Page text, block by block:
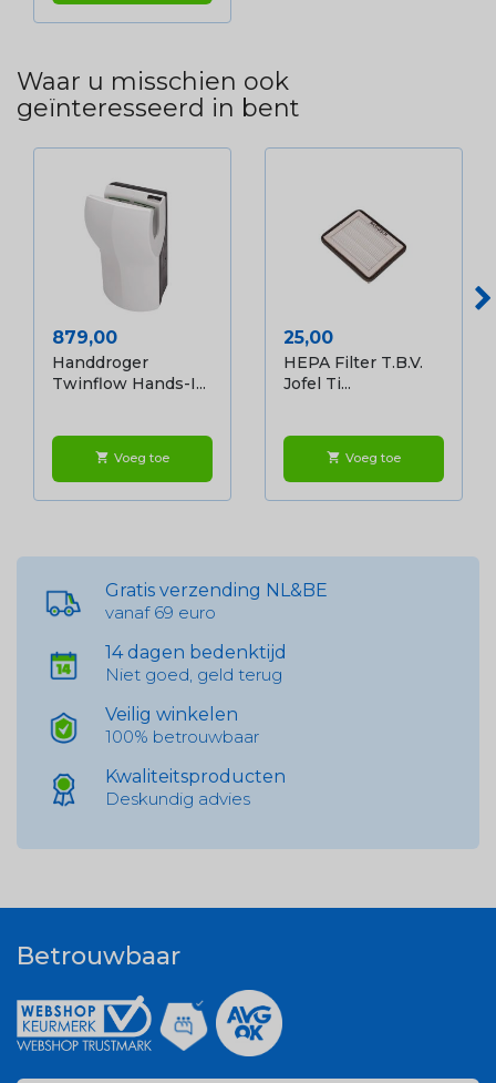
Waar u misschien ook
geïnteresseerd in bent
Prijs
879,00
Handdroger
Twinflow Hands-I...
shopping_cart Voeg toe
Prijs
25,00
HEPA Filter T.b.v.
Jofel Ti...
shopping_cart Voeg toe
Gratis verzending NL&BE
vanaf 69 euro
14 dagen bedenktijd
Niet goed, geld terug
Veilig winkelen
100% betrouwbaar
Kwaliteitsproducten
Deskundig advies
Betrouwbaar